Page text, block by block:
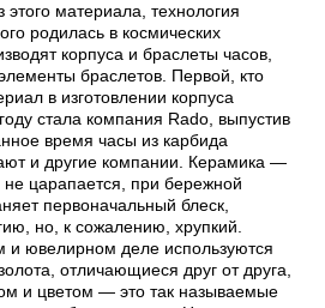
этого материала, технология
родилась в космических
корпуса и браслеты часов,
браслетов. Первой, кто
в изготовлении корпуса
стала компания Rado, выпустив
время часы из карбида
и другие компании. Керамика —
царапается, при бережной
первоначальный блеск,
но, к сожалению, хрупкий.
и ювелирном деле используются
отличающиеся друг от друга,
и цветом — это так называемые